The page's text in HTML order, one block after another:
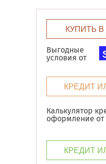
КУПИТЬ
Выгодные
условия от
КРЕДИТ
Калькулятор
оформление от
КРЕДИТ